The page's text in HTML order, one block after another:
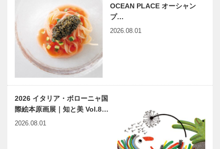
OCEAN PLACE オーシャン
プ…
2026.08.01
2026 イタリア・ボローニャ国
際絵本原画展｜知と美 Vol.8…
2026.08.01